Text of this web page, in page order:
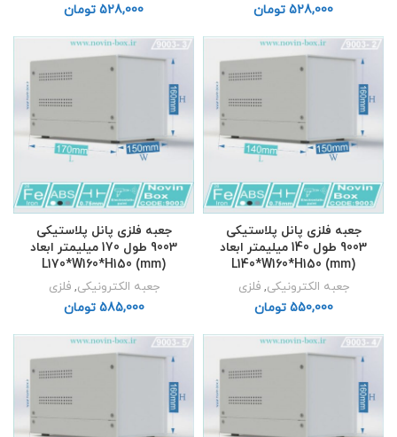
تومان
تومان
جعبه فلزی پانل پلاستیکی
9003 طول 140 میلیمتر ابعاد
L140*W160*H150 (mm)
جعبه الکترونیکی,فلزی
تومان
جعبه فلزی پانل پلاستیکی
9003 طول 170 میلیمتر ابعاد
L170*W160*H150 (mm)
جعبه الکترونیکی,فلزی
تومان